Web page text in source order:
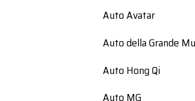
Auto Avatar
Auto della Grande
Auto Hong Qi
Auto MG